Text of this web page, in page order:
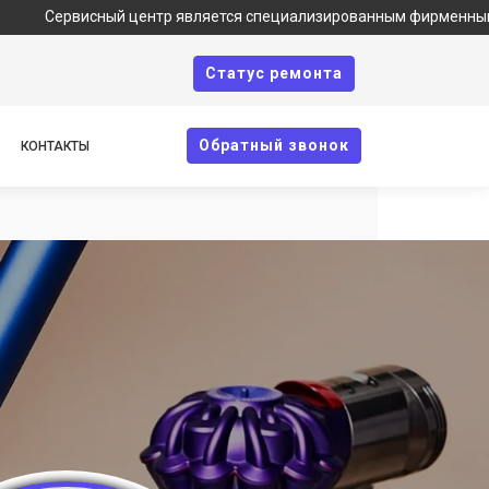
центр является специализированным фирменным сервисом
Cтатус ремонта
КОНТАКТЫ Oбратный звонок